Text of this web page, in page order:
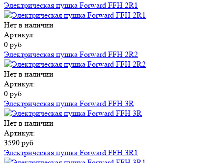
Электрическая пушка Forward FFH 2R1
Нет в наличии
Артикул:
0 руб
Электрическая пушка Forward FFH 2R2
Нет в наличии
Артикул:
0 руб
Электрическая пушка Forward FFH 3R
Нет в наличии
Артикул:
3590 руб
Электрическая пушка Forward FFH 3R1